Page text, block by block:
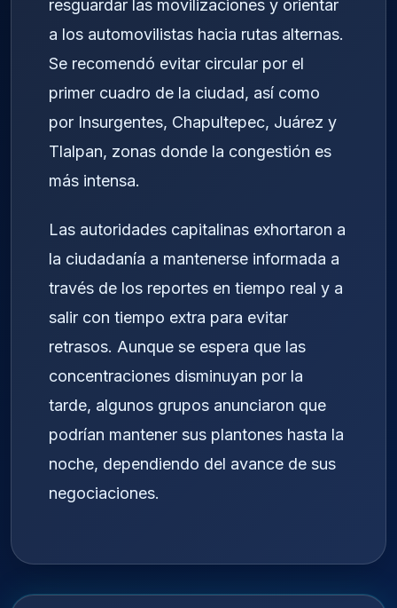
resguardar las movilizaciones y orientar
a los automovilistas hacia rutas alternas.
Se recomendó evitar circular por el
primer cuadro de la ciudad, así como
por Insurgentes, Chapultepec, Juárez y
Tlalpan, zonas donde la congestión es
más intensa.
Las autoridades capitalinas exhortaron a
la ciudadanía a mantenerse informada a
través de los reportes en tiempo real y a
salir con tiempo extra para evitar
retrasos. Aunque se espera que las
concentraciones disminuyan por la
tarde, algunos grupos anunciaron que
podrían mantener sus plantones hasta la
noche, dependiendo del avance de sus
negociaciones.